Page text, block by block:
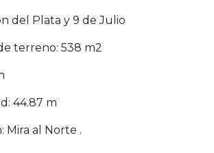
del Plata y 9 de Julio
terreno: 538 m2
44.87 m
Mira al Norte .